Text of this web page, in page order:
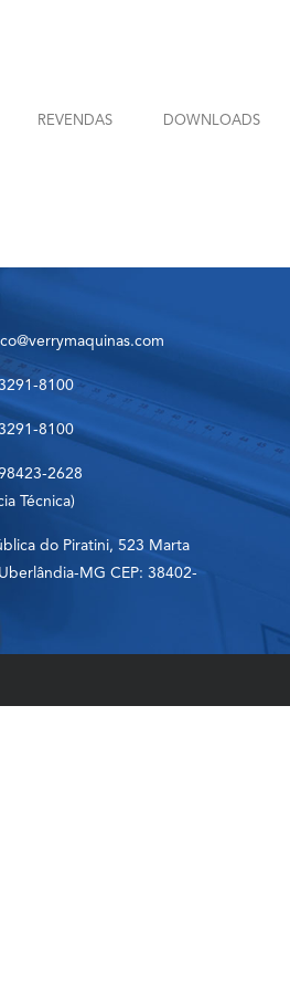
REVENDAS DOWNLOADS
8100
8100
2628
Técnica)
do Piratini, 523 Marta
MG CEP: 38402-